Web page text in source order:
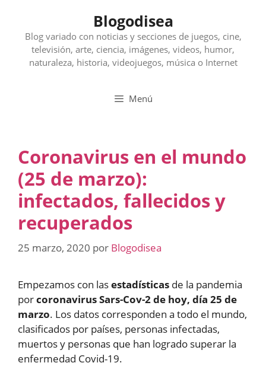
contenido
Blogodisea
Blog variado con noticias y secciones de juegos, cine,
televisión, arte, ciencia, imágenes, videos, humor,
naturaleza, historia, videojuegos, música o Internet
Menú
Coronavirus en el mundo
(25 de marzo):
infectados, fallecidos y
recuperados
25 marzo, 2020 por Blogodisea
Empezamos con lasestadísticas de la pandemia
porcoronavirus Sars-Cov-2 de hoy, día 25 de
marzo. Los datos corresponden a todo el mundo,
clasificados por países, personas infectadas,
muertos y personas que han logrado superar la
enfermedad Covid-19.